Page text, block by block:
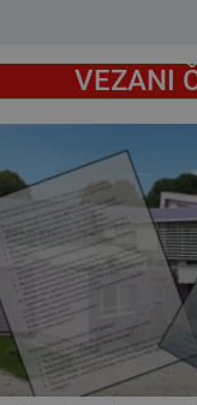
VEZANI